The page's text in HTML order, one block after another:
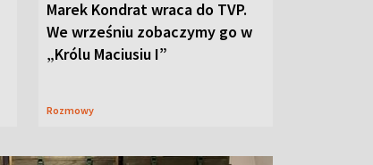
Marek Kondrat wraca do TVP.
We wrześniu zobaczymy go w
„Królu Maciusiu I”
Rozmowy